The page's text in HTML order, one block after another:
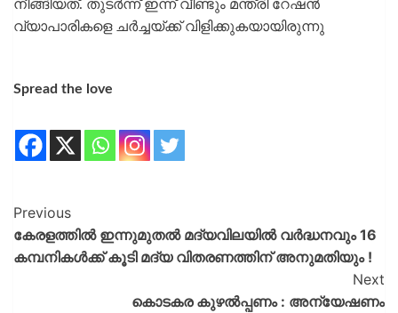
നീങ്ങിയത്. തുടർന്ന് ഇന്ന് വീണ്ടും മന്ത്രി റേഷൻ
വ്യാപാരികളെ ചർച്ചയ്ക്ക് വിളിക്കുകയായിരുന്നു
Spread the love
Previous
കേരളത്തിൽ ഇന്നുമുതൽ മദ്യവിലയിൽ വർദ്ധനവും 16
കമ്പനികൾക്ക് കൂടി മദ്യ വിതരണത്തിന് അനുമതിയും !
Next
കൊടകര കുഴൽപ്പണം : അന്യേഷണം